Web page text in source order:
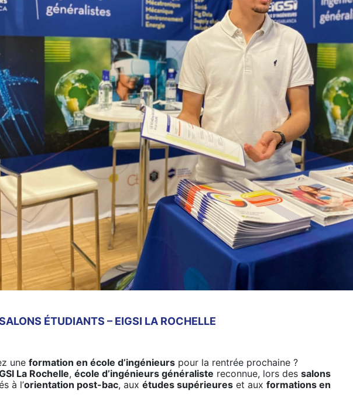
ÉTUDIANTS – EIGSI LA ROCHELLE
une formation en école d’ingénieurs pour la rentrée prochaine ?
La Rochelle, école d’ingénieurs généraliste reconnue, lors des salons
à l’orientation post-bac, aux études supérieures et aux formations en